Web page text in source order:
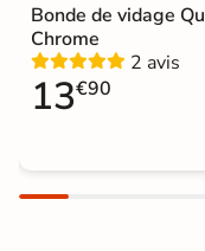
Bonde de vidage
Chrome
2 avis
13€90